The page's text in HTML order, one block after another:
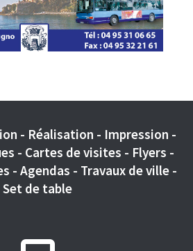
- Réalisation - Impression -
- Cartes de visites - Flyers -
- Agendas - Travaux de ville -
Set de table